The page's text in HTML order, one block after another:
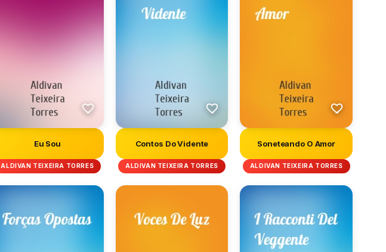
Eu Sou
ALDIVAN TEIXEIRA TORRES
Contos Do Vidente
ALDIVAN TEIXEIRA TORRES
Soneteando O Amor
ALDIVAN TEIXEIRA TORRES